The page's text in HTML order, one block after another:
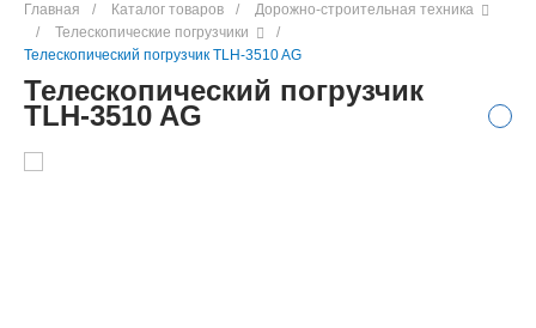
Главная / Каталог товаров /
Дорожно-строительная техника
/
Телескопические погрузчики
/
Телескопический погрузчик TLH-3510 AG
Телескопический погрузчик
TLH-3510 AG